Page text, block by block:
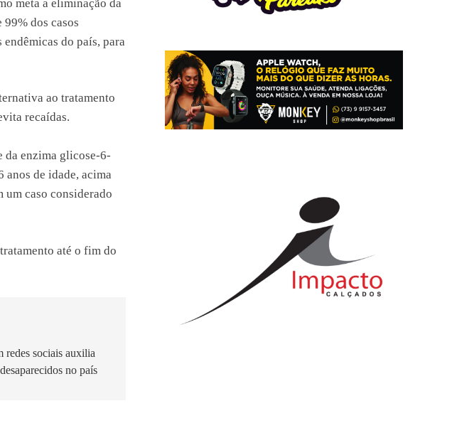
meta a eliminação da
dos casos
do país, para
ao tratamento
recaídas.
da enzima glicose-6-
anos de idade, acima
um caso considerado
até o fim do
redes sociais auxilia
no país